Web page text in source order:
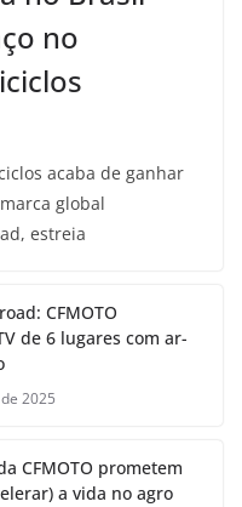
no
acaba de ganhar
global
estreia
CFMOTO
de 6 lugares com ar-
2025
CFMOTO prometem
a vida no agro